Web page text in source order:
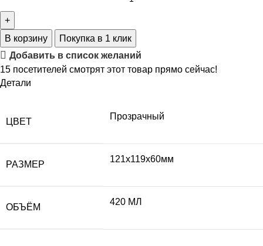
В корзину
Покупка в 1 клик
Добавить в список желаний
15 посетителей смотрят этот товар прямо сейчас!
Детали
ЦВЕТ
Прозрачный
РАЗМЕР
121х119х60мм
ОБЪЁМ
420 МЛ